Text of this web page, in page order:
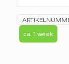
SMART
LED
TV
aantal
ca. 1 week